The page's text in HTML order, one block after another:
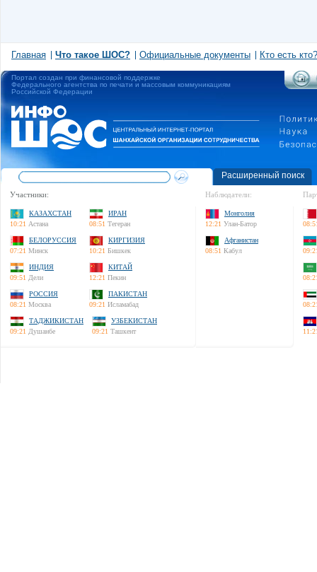
Главная Что такое ШОС? Официальные документы Кто есть кто?
Портал создан при финансовой поддержке
Федерального агентства по печати и массовым коммуникациям
Российской Федерации
Расширенный поиск
Участники:
КАЗАХСТАН
10:21 Астана
ИРАН
08:51 Тегеран
БЕЛОРУССИЯ
07:21 Минск
КИРГИЗИЯ
10:21 Бишкек
ИНДИЯ
09:51 Дели
КИТАЙ
12:21 Пекин
РОССИЯ
08:21 Москва
ПАКИСТАН
09:21 Исламабад
ТАДЖИКИСТАН
09:21 Душанбе
УЗБЕКИСТАН
09:21 Ташкент
Наблюдатели:
Монголия
12:21 Улан-Батор
Афганистан
08:51 Кабул